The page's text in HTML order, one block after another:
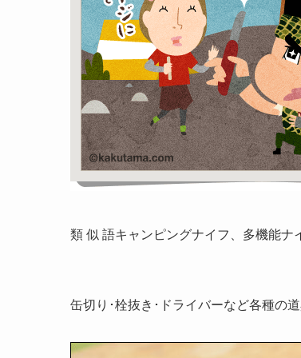
類 似 語キャンピングナイフ、多機能ナ
缶切り･栓抜き･ドライバーなど各種の